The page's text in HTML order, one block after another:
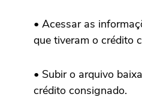
• Acessar as
que tiveram o crédito
• Subir o arquivo
crédito consignado.